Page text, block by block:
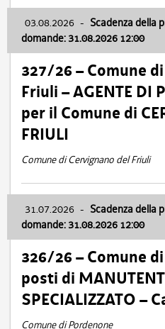
03.08.2026 - Scadenza della
domande: 31.08.2026 12:00
327/26 – Comune
Friuli – AGENTE DI
per il Comune di
FRIULI
Comune di Cervignano del Friuli
31.07.2026 - Scadenza della
domande: 31.08.2026 12:00
326/26 – Comune
posti di
SPECIALIZZATO –
Comune di Pordenone